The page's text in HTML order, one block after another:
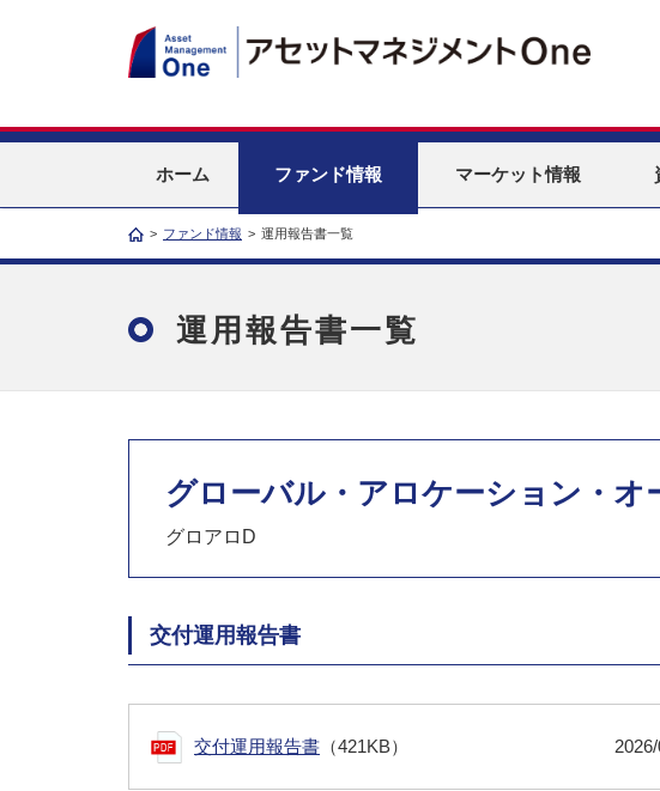
ホーム ファンド情報 マーケット情報
> ファンド情報 > 運用報告書一覧
運用報告書一覧
グローバル・アロケーション・オ
グロアロD
交付運用報告書
交付運用報告書 （421KB）